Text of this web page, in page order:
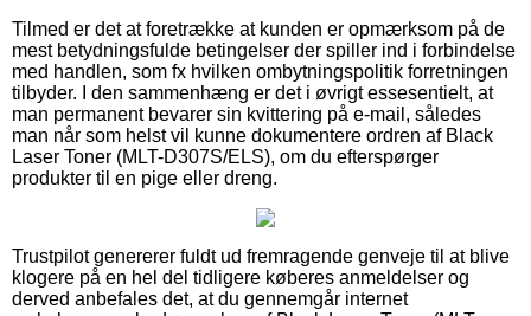
Tilmed er det at foretrække at kunden er opmærksom på de
mest betydningsfulde betingelser der spiller ind i forbindelse
med handlen, som fx hvilken ombytningspolitik forretningen
tilbyder. I den sammenhæng er det i øvrigt essesentielt, at
man permanent bevarer sin kvittering på e-mail, således
man når som helst vil kunne dokumentere ordren af Black
Laser Toner (MLT-D307S/ELS), om du efterspørger
produkter til en pige eller dreng.
Trustpilot genererer fuldt ud fremragende genveje til at blive
klogere på en hel del tidligere køberes anmeldelser og
derved anbefales det, at du gennemgår internet